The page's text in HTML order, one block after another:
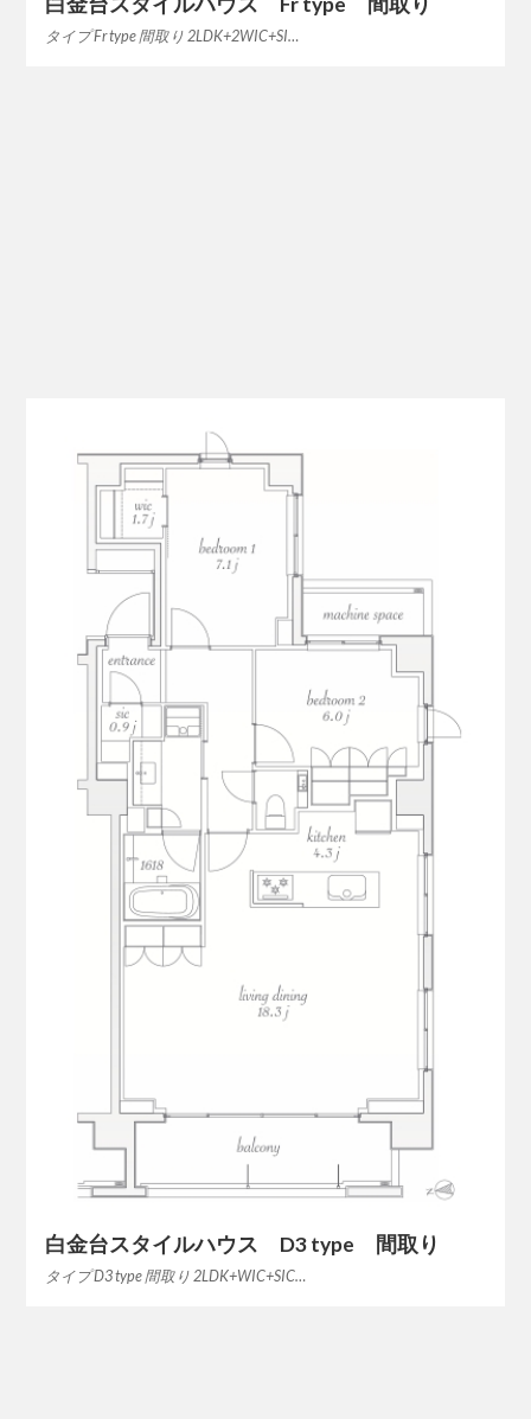
タイプ Fr type 間取り 2LDK+2WIC+SI…
白金台スタイルハウス D3 type 間取り
タイプ D3 type 間取り 2LDK+WIC+SIC…